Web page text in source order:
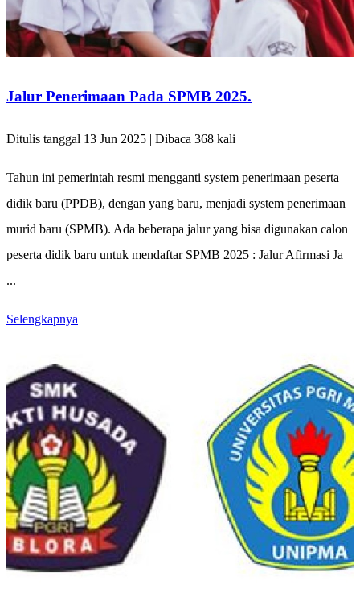
Jalur Penerimaan Pada SPMB 2025.
Ditulis tanggal 13 Jun 2025 | Dibaca 368 kali
Tahun ini pemerintah resmi mengganti system penerimaan peserta
didik baru (PPDB), dengan yang baru, menjadi system penerimaan
murid baru (SPMB). Ada beberapa jalur yang bisa digunakan calon
peserta didik baru untuk mendaftar SPMB 2025 : Jalur Afirmasi Ja
...
Selengkapnya